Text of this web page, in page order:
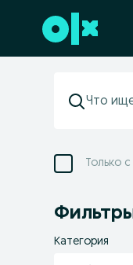
Перейти к нижнему
Только
Категория